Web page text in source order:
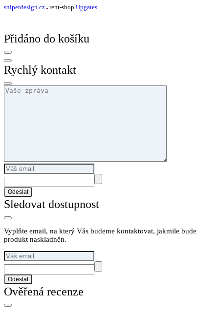
sniperdesign.cz rent-shop Upgates
Přidáno do košíku
Rychlý kontakt
Odeslat
Sledovat dostupnost
Vyplňte email, na který Vás budeme kontaktovat, jakmile bude
produkt naskladněn.
Odeslat
Ověřená recenze